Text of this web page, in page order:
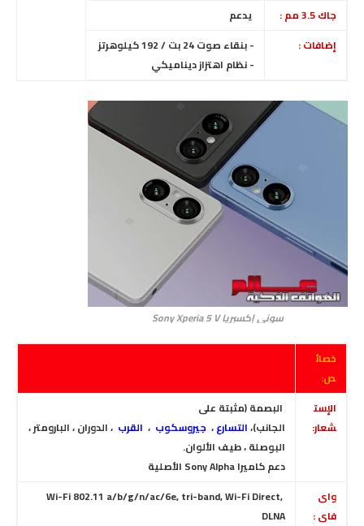
جاك 3.5 مم :
يدعم
إضافات :
- بنقاء صوت 24 بت / 192 كيلوهرتز
- نظام اهتزاز ديناميكي
سوني إكسبريا Sony Xperia 5 V
خصائ
ص:
الإست
شعار:
البصمة (مثبتة على
الجانب)،التسارع، جيروسكوب ، القرب ، الدوران ، البارومتر ،
البوصلة ، طيف الألوان.
دعم كاميرا Sony Alpha الأصلية
واى
فاى :
Wi-Fi 802.11 a/b/g/n/ac/6e, tri-band, Wi-Fi Direct,
DLNA